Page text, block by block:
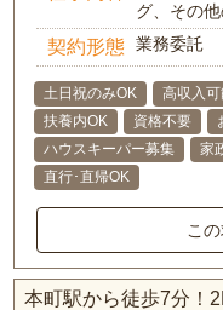
グ、その
契約形態 業務委託
土日祝のみOK 高収入
扶養内OK
資格不要
ハウスキーパー募集
家
直行･直帰OK
こ
本町駅から徒歩7分！